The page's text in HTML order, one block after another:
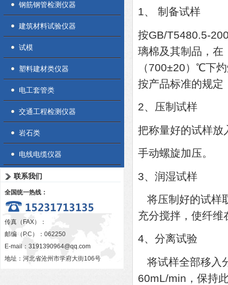
钢筋钢管检测仪器
建筑材料试验仪器
试模
塑料建材类仪器
电工套管类
交通工程检测仪器
岩石类
电线电缆仪器
联系我们
全国统一热线：
传真（FAX）：
邮编（P.C）：062250
E-mail： 3191390964@qq.com
地址：河北省沧州市学府大街106号
1、 制备试样
按GB/T5480.5-
璃棉及其制品，
（700±20）℃下
按产品标准的规
2、压制试样
把称量好的试样放
手动螺旋加压。
3、润湿试样
将压制好的试样
充分搅拌，使纤
4、分离试验
将试样全部移入
60mL/min，保持